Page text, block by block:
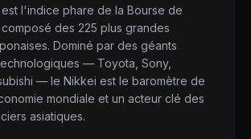
l'indice phare de la Bourse de
des 225 plus grandes
Dominé par des géants
— Toyota, Sony,
— le Nikkei est le baromètre de
mondiale et un acteur clé des
asiatiques.